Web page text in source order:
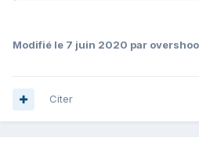
Modifié le 7 juin 2020 par
Citer